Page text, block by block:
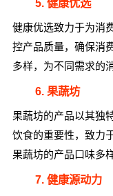
5. 健康优选
健康优选致力于为消
控产品质量，确保消
多样，为不同需求的
6. 果蔬坊
果蔬坊的产品以其独
饮食的重要性，致力
果蔬坊的产品口味多
7. 健康源动力